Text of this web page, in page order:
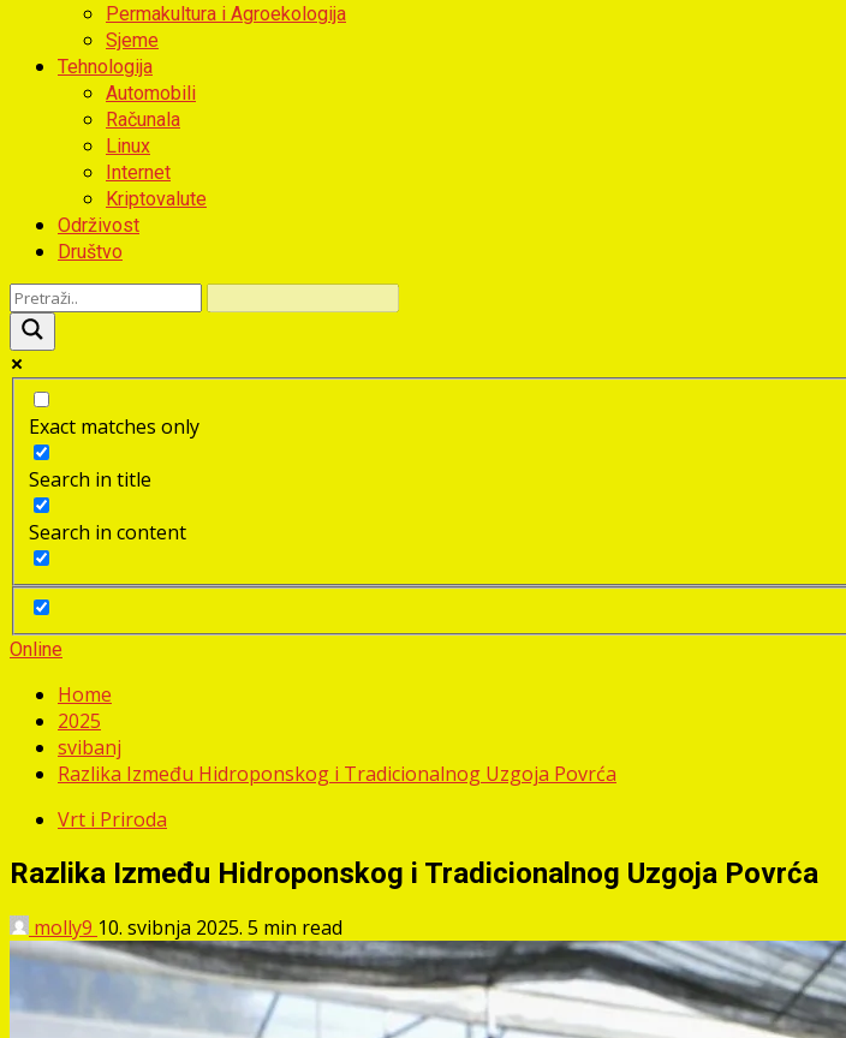
Permakultura i Agroekologija
Sjeme
Tehnologija
Automobili
Računala
Linux
Internet
Kriptovalute
Održivost
Društvo
Exact matches only
Search in title
Search in content
Online
Home
2025
svibanj
Razlika Između Hidroponskog i Tradicionalnog Uzgoja Povrća
Vrt i Priroda
Razlika Između Hidroponskog i Tradicionalnog Uzgoja Povrća
molly9 10. svibnja 2025. 5 min read